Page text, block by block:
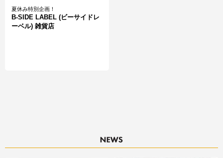
夏休み特別企画！
B-SIDE LABEL (ビーサイドレ
ーベル) 雑貨店